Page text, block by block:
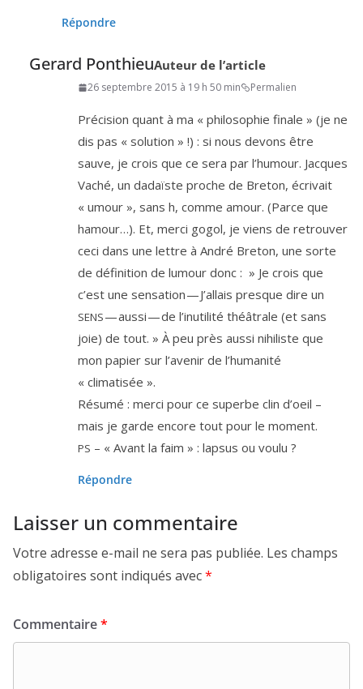
Répondre
Gerard PonthieuAuteur de l’article
26 septembre 2015 à 19 h 50 min Permalien
Précision quant à ma « phi­lo­so­phie finale » (je ne
dis pas « solu­tion » !) : si nous devons être
sauve, je crois que ce sera par l’hu­mour. Jacques
Vaché, un dadaïste proche de Breton, écri­vait
« umour », sans h, comme amour. (Parce que
hamour…). Et, mer­ci gogol, je viens de retrou­ver
ceci dans une lettre à André Breton, une sorte
de défi­ni­tion de lumour donc : » Je crois que
c’est une sen­sa­tion — J’allais presque dire un
SENS— aus­si — de l’i­nu­ti­li­té théâ­trale (et sans
joie) de tout. » À peu près aus­si nihi­liste que
mon papier sur l’a­ve­nir de l’hu­ma­ni­té
« climatisée ».
Résumé : mer­ci pour ce superbe clin d’oeil –
mais je garde encore tout pour le moment.
PS – « Avant la faim » : lap­sus ou voulu ?
Répondre
Laisser un commentaire
Votre adresse e-mail ne sera pas publiée. Les champs
obligatoires sont indiqués avec*
Commentaire*